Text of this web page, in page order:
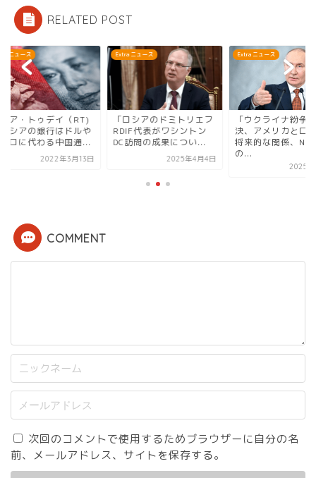
RELATED POST
ニュース
ア・トゥデイ（RT)
シアの銀行はドルや
ロに代わる中国通...
2022年3月13日
Extra ニュース
「ロシアのドミトリエフ
RDIF代表がワシントン
DC訪問の成果につい...
2025年4月4日
Extra ニュース
「ウクライナ紛争の
決、アメリカとロシ
将来的な関係、
の...
2025年7
COMMENT
次回のコメントで使用するためブラウザーに自分の名
前、メールアドレス、サイトを保存する。